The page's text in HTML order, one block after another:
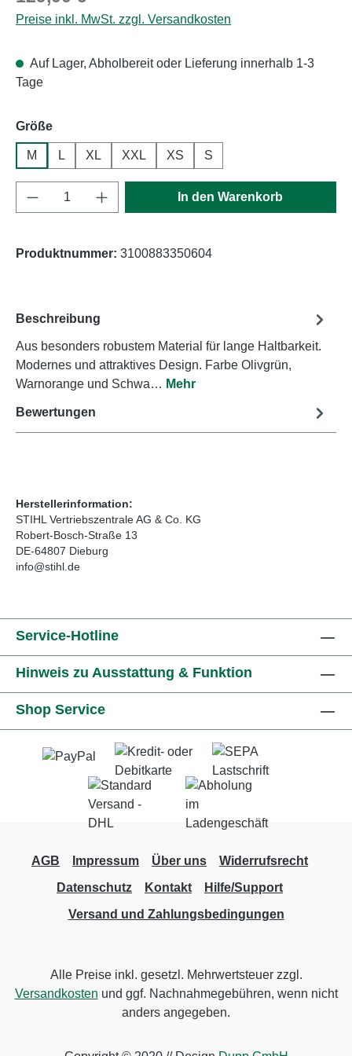
Preise inkl. MwSt. zzgl. Versandkosten
Auf Lager, Abholbereit oder Lieferung innerhalb 1-3
Tage
Größeauswählen
M L XL XXL XS S
Produkt Anzahl: Gib den gewünschten
In den Warenkorb
Produktnummer: 3100883350604
Beschreibung
Aus besonders robustem Material für lange Haltbarkeit.
Modernes und attraktives Design. Farbe Olivgrün,
Warnorange und Schwa… Mehr
Bewertungen
Herstellerinformation:
STIHL Vertriebszentrale AG & Co. KG
Robert-Bosch-Straße 13
DE-64807 Dieburg
info@stihl.de
Service-Hotline
Hinweis zu Ausstattung & Funktion
Shop Service
AGB Impressum Über uns
Widerrufsrecht
Datenschutz
Kontakt
Hilfe/Support
Versand und Zahlungsbedingungen
Alle Preise inkl. gesetzl. Mehrwertsteuer zzgl.
Versandkosten und ggf. Nachnahmegebühren, wenn nicht
anders angegeben.